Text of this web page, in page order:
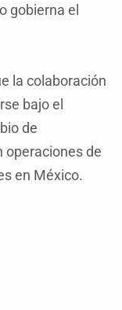
gobierna el
la colaboración
bajo el
de
operaciones de
en México.